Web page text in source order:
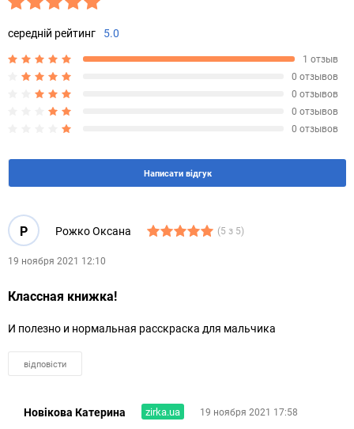
5.0
середній рейтинг
1 отзыв
0 отзывов
0 отзывов
0 отзывов
0 отзывов
Написати відгук
Р Рожко Оксана (5 з 5)
19 ноября 2021 12:10
Классная книжка!
И полезно и нормальная расскраска для мальчика
відповісти
Новікова Катерина zirka.ua 19 ноября 2021 17:58